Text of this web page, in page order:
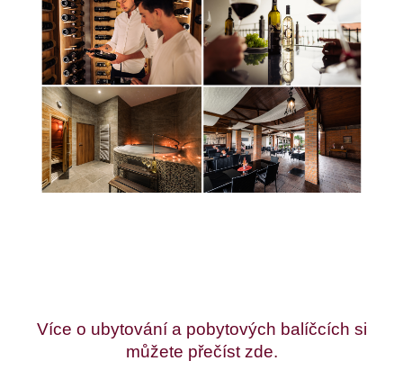
Více o ubytování a pobytových balíčcích si
můžete přečíst zde.